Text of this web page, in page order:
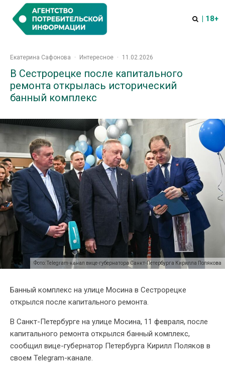
| 18+
Екатерина Сафонова · Интересное · 11.02.2026
В Сестрорецке после капитального
ремонта открылась исторический
банный комплекс
Фото: Telegram-канал вице-губернатора Санкт-Петербурга Кирилла Полякова
Банный комплекс на улице Мосина в Сестрорецке
открылся после капитального ремонта.
В Санкт-Петербурге на улице Мосина, 11 февраля, после
капитального ремонта открылся банный комплекс,
сообщил вице-губернатор Петербурга Кирилл Поляков в
своем Telegram-канале.